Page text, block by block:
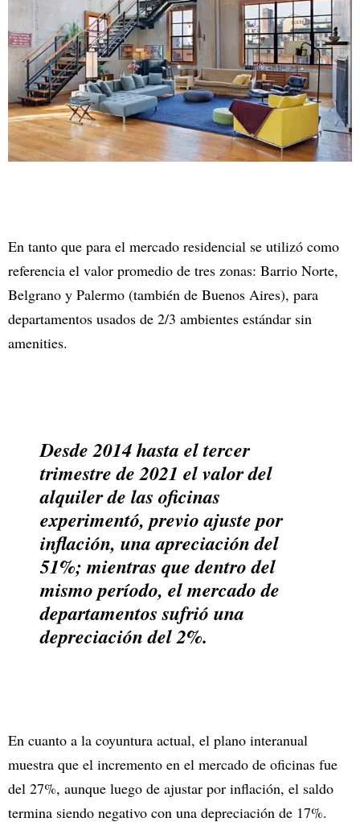
En tanto que para el mercado residencial se utilizó como
referencia el valor promedio de tres zonas: Barrio Norte,
Belgrano y Palermo (también de Buenos Aires), para
departamentos usados de 2/3 ambientes estándar sin
amenities.
Desde 2014 hasta el tercer
trimestre de 2021 el valor del
alquiler de las oficinas
experimentó, previo ajuste por
inflación, una apreciación del
51%; mientras que dentro del
mismo período, el mercado de
departamentos sufrió una
depreciación del 2%.
En cuanto a la coyuntura actual, el plano interanual
muestra que el incremento en el mercado de oficinas fue
del 27%, aunque luego de ajustar por inflación, el saldo
termina siendo negativo con una depreciación de 17%.